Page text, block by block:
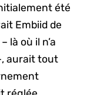
été
Embiid de
là où il n’a
aurait tout